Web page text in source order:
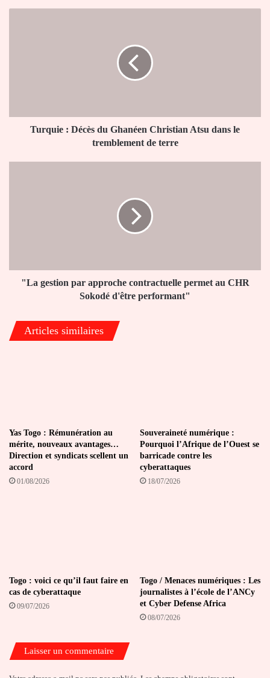
le
tremblementTurquie : Décès du Ghanéen Christian Atsu dans le
tremblement de terre
Sokodé
d'être"La gestion par approche contractuelle permet au CHR
Sokodé d'être performant"
Articles similaires
Yas Togo : Rémunération au
mérite, nouveaux avantages…
Direction et syndicats scellent un
accord
01/08/2026
Souveraineté numérique :
Pourquoi l’Afrique de l’Ouest se
barricade contre les
cyberattaques
18/07/2026
Togo : voici ce qu’il faut faire en
cas de cyberattaque
09/07/2026
Togo / Menaces numériques : Les
journalistes à l’école de l’ANCy
et Cyber Defense Africa
08/07/2026
Laisser un commentaire